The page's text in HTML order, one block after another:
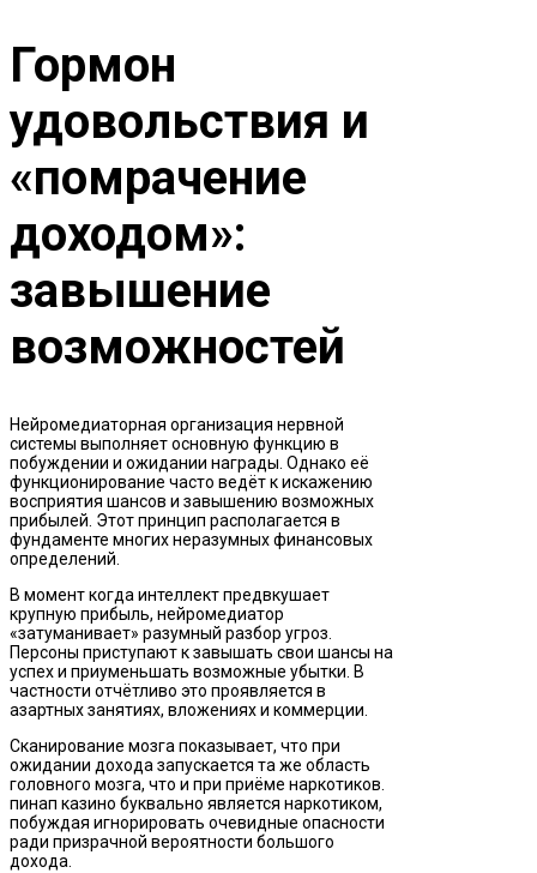
Гормон
удовольствия и
«помрачение
доходом»:
завышение
возможностей
Нейромедиаторная организация нервной
системы выполняет основную функцию в
побуждении и ожидании награды. Однако её
функционирование часто ведёт к искажению
восприятия шансов и завышению возможных
прибылей. Этот принцип располагается в
фундаменте многих неразумных финансовых
определений.
В момент когда интеллект предвкушает
крупную прибыль, нейромедиатор
«затуманивает» разумный разбор угроз.
Персоны приступают к завышать свои шансы на
успех и приуменьшать возможные убытки. В
частности отчётливо это проявляется в
азартных занятиях, вложениях и коммерции.
Сканирование мозга показывает, что при
ожидании дохода запускается та же область
головного мозга, что и при приёме наркотиков.
пинап казино буквально является наркотиком,
побуждая игнорировать очевидные опасности
ради призрачной вероятности большого
дохода.